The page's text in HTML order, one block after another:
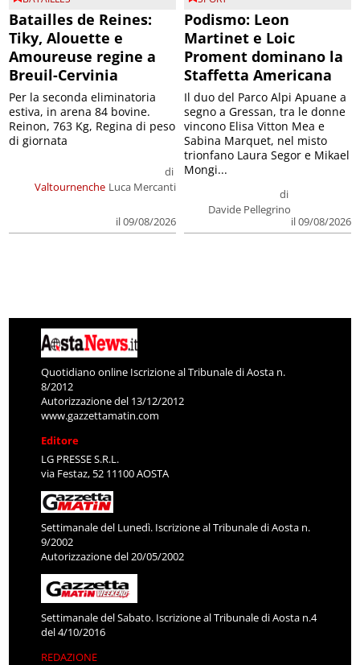
Batailles de Reines:
Tiky, Alouette e
Amoureuse regine a
Breuil-Cervinia
Valtournenche
di
Luca Mercanti
il 09/08/2026
Per la seconda eliminatoria
estiva, in arena 84 bovine.
Reinon, 763 Kg, Regina di peso
di giornata
Podismo: Leon
Martinet e Loic
Proment dominano la
Staffetta Americana
di
Davide Pellegrino
il 09/08/2026
Il duo del Parco Alpi Apuane a
segno a Gressan, tra le donne
vincono Elisa Vitton Mea e
Sabina Marquet, nel misto
trionfano Laura Segor e Mikael
Mongi...
Quotidiano online Iscrizione al Tribunale di Aosta n.
8/2012
Autorizzazione del 13/12/2012
www.gazzettamatin.com
Editore
LG PRESSE S.R.L.
via Festaz, 52 11100 AOSTA
Settimanale del Lunedì. Iscrizione al Tribunale di Aosta n.
9/2002
Autorizzazione del 20/05/2002
Settimanale del Sabato. Iscrizione al Tribunale di Aosta n.4
del 4/10/2016
REDAZIONE